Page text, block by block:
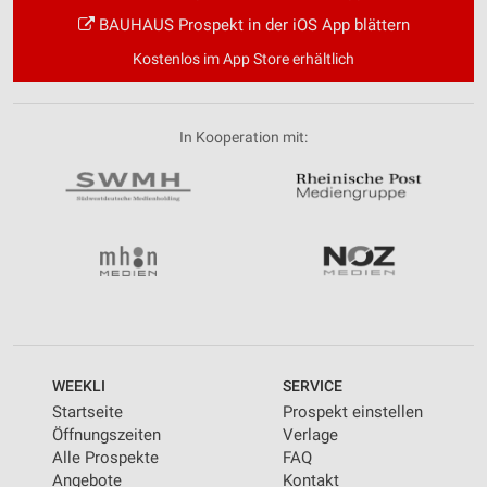
BAUHAUS Prospekt in der iOS App blättern
Kostenlos im App Store erhältlich
In Kooperation mit:
WEEKLI
Startseite
Öffnungszeiten
Alle Prospekte
Angebote
SERVICE
Prospekt einstellen
Verlage
FAQ
Kontakt